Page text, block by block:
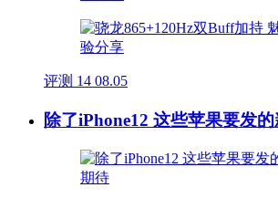
评测 14 08.05
除了iPhone12 这些苹果要发